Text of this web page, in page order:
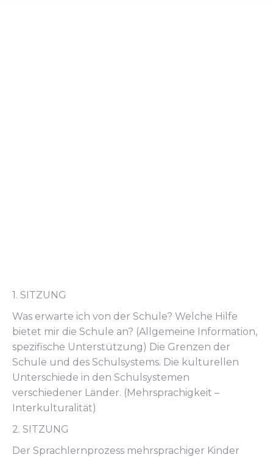
1. SITZUNG
Was erwarte ich von der Schule? Welche Hilfe
bietet mir die Schule an? (Allgemeine Information,
spezifische Unterstützung) Die Grenzen der
Schule und des Schulsystems. Die kulturellen
Unterschiede in den Schulsystemen
verschiedener Länder. (Mehrsprachigkeit –
Interkulturalität)
2. SITZUNG
Der Sprachlernprozess mehrsprachiger Kinder